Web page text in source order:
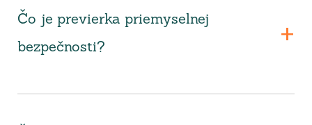
Čo je previerka priemyselnej
bezpečnosti?